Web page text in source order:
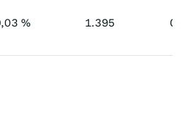
% 1.395